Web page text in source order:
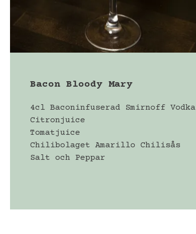
Bacon Bloody Mary
4cl Baconinfuserad Smirnoff Vodka
Citronjuice
Tomatjuice
Chilibolaget Amarillo Chilisås
Salt och Peppar